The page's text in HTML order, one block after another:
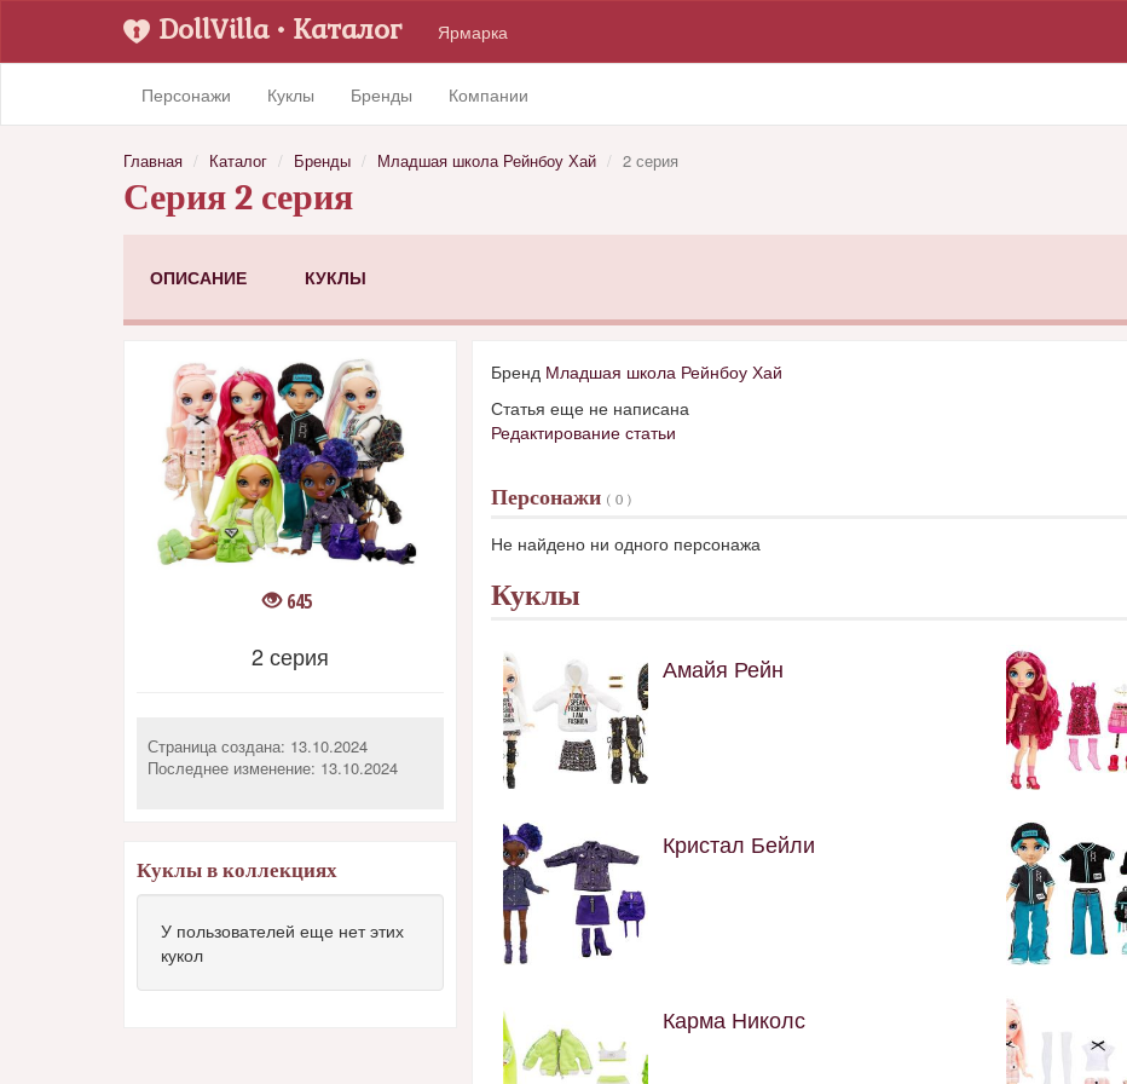
DollVilla• Каталог Ярмарка
Персонажи Куклы Бренды Компании
Главная Каталог Бренды Младшая школа Рейнбоу Хай 2 серия
Серия 2 серия
ОПИСАНИЕ КУКЛЫ
645
2 серия
Страница создана: 13.10.2024
Последнее изменение: 13.10.2024
Куклы в коллекциях
У пользователей еще нет этих
кукол
Бренд Младшая школа Рейнбоу Хай
Статья еще не написана
Редактирование статьи
Персонажи ( 0 )
Не найдено ни одного персонажа
Куклы
Амайя Рейн
Кристал Бейли
Карма Николс